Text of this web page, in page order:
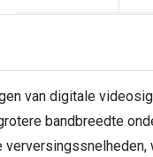
van digitale
bandbreedte